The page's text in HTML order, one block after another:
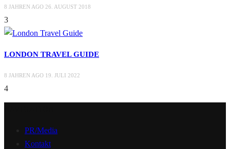
8 JAHREN AGO 26. AUGUST 2018
3
LONDON TRAVEL GUIDE
8 JAHREN AGO 19. JULI 2022
4
PR/Media
Kontakt